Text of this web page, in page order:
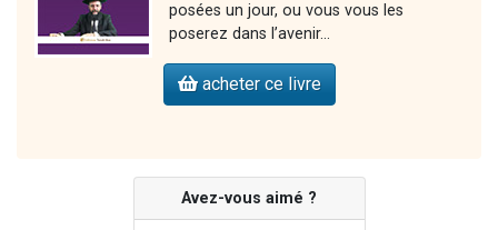
posées un jour, ou vous vous les
poserez dans l’avenir…
acheter ce livre
Avez-vous aimé ?